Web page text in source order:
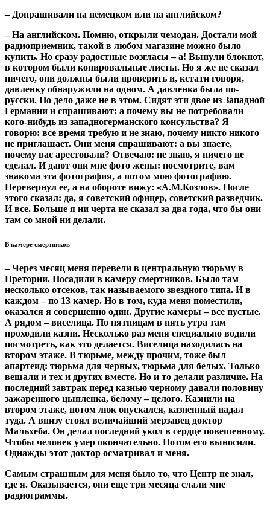
– Допрашивали на немецком или на английском?
– На английском. Помню, открыли чемодан. Достали мой
радиоприемник, такой в любом магазине можно было
купить. Но сразу радостные возгласы – а! Вынули блокнот,
в котором были копировальные листы. Но я же не сказал
ничего, они должны были проверить и, кстати говоря,
давленку обнаружили на одном. А давленка была по-
русски. Но дело даже не в этом. Сидят эти двое из Западной
Германии и спрашивают: а почему вы не потребовали
кого-нибудь из западногерманского консульства? Я
говорю: все время требую и не знаю, почему никто никого
не приглашает. Они меня спрашивают: а вы знаете,
почему вас арестовали? Отвечаю: не знаю, я ничего не
сделал. И дают они мне фото жены: посмотрите, вам
знакома эта фотография, а потом мою фотографию.
Перевернул ее, а на обороте вижу: «А.М.Козлов». После
этого сказал: да, я советский офицер, советский разведчик.
И все. Больше я ни черта не сказал за два года, что бы они
там со мной ни делали.
В камере смертников
– Через месяц меня перевели в центральную тюрьму в
Претории. Посадили в камеру смертников. Было там
несколько отсеков, так называемого звездного типа. И в
каждом – по 13 камер. Но в том, куда меня поместили,
оказался я совершенно один. Другие камеры – все пустые.
А рядом – виселица. По пятницам в пять утра там
проходили казни. Несколько раз меня специально водили
посмотреть, как это делается. Виселица находилась на
втором этаже. В тюрьме, между прочим, тоже был
апартеид: тюрьма для черных, тюрьма для белых. Только
вешали и тех и других вместе. Но и то делали различие. На
последний завтрак перед казнью черному давали половину
зажаренного цыпленка, белому – целого. Казнили на
втором этаже, потом люк опускался, казненный падал
туда. А внизу стоял величайший мерзавец доктор
Мальхеба. Он делал последний укол в сердце повешенному.
Чтобы человек умер окончательно. Потом его выносили.
Однажды этот доктор осматривал и меня.
Самым страшным для меня было то, что Центр не знал,
где я. Оказывается, они еще три месяца слали мне
радиограммы.